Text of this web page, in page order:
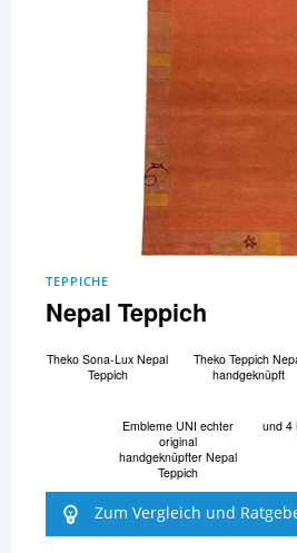
TEPPICHE
Nepal Teppich
Theko Sona-Lux Nepal
Teppich
Theko Teppich
handgeknüpft
Embleme UNI echter
original
handgeknüpfter Nepal
Teppich
und 4
Zum Vergleich und